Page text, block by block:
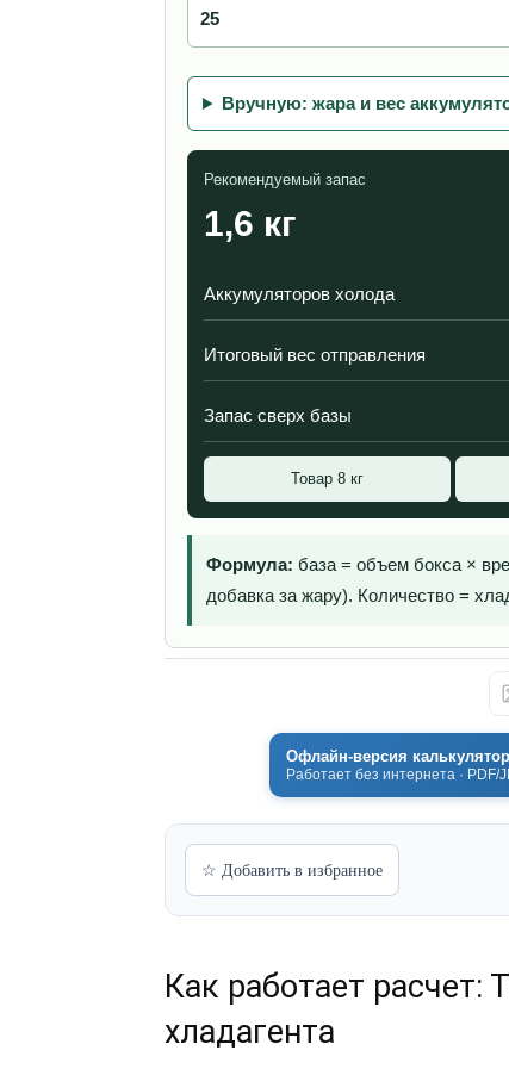
Вручную: жара и вес
Рекомендуемый запас
1,6 кг
Аккумуляторов холода
Итоговый вес отправления
Запас сверх базы
Товар 8 кг
Формула: база = объем бокса ×
добавка за жару). Количество =
Офлайн-версия
Работает без интернета · PDF/
☆ Добавить в избранное
Как работает расчет:
хладагента